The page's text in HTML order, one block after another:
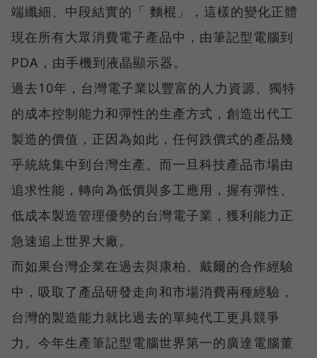
端纖細、中段結實的「 麵棍」，這樣的變化正體
現在所有大眾消費電子產品中，由筆記型電腦到
PDA，由手機到液晶顯示器。
過去10年，台灣電子業以豐富的人力資源、獨特
的成本控制能力和彈性的生產方式，創造出代工
製造的價值，正因為如此，任何跌價式的產品幾
乎統統集中到台灣生產。而一旦科技產品市場由
追求性能，轉向為低價與多工應用，握有彈性、
低成本製造管理優勢的台灣電子業，獲利能力正
急速追上世界大廠。
而如果台灣企業在過去與康柏、戴爾的合作經驗
中，吸取了產品研發走向和市場消費兩種經驗，
台灣的製造能力就比過去的單純代工更具競爭
力。今年生產筆記型電腦世界第一的廣達電腦董